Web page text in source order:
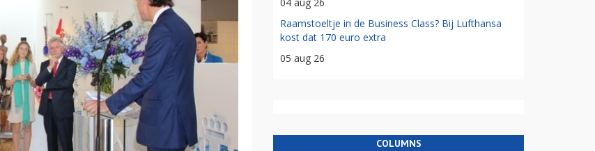
04 aug 26
Raamstoeltje in de Business Class? Bij Lufthansa
kost dat 170 euro extra
05 aug 26
COLUMNS